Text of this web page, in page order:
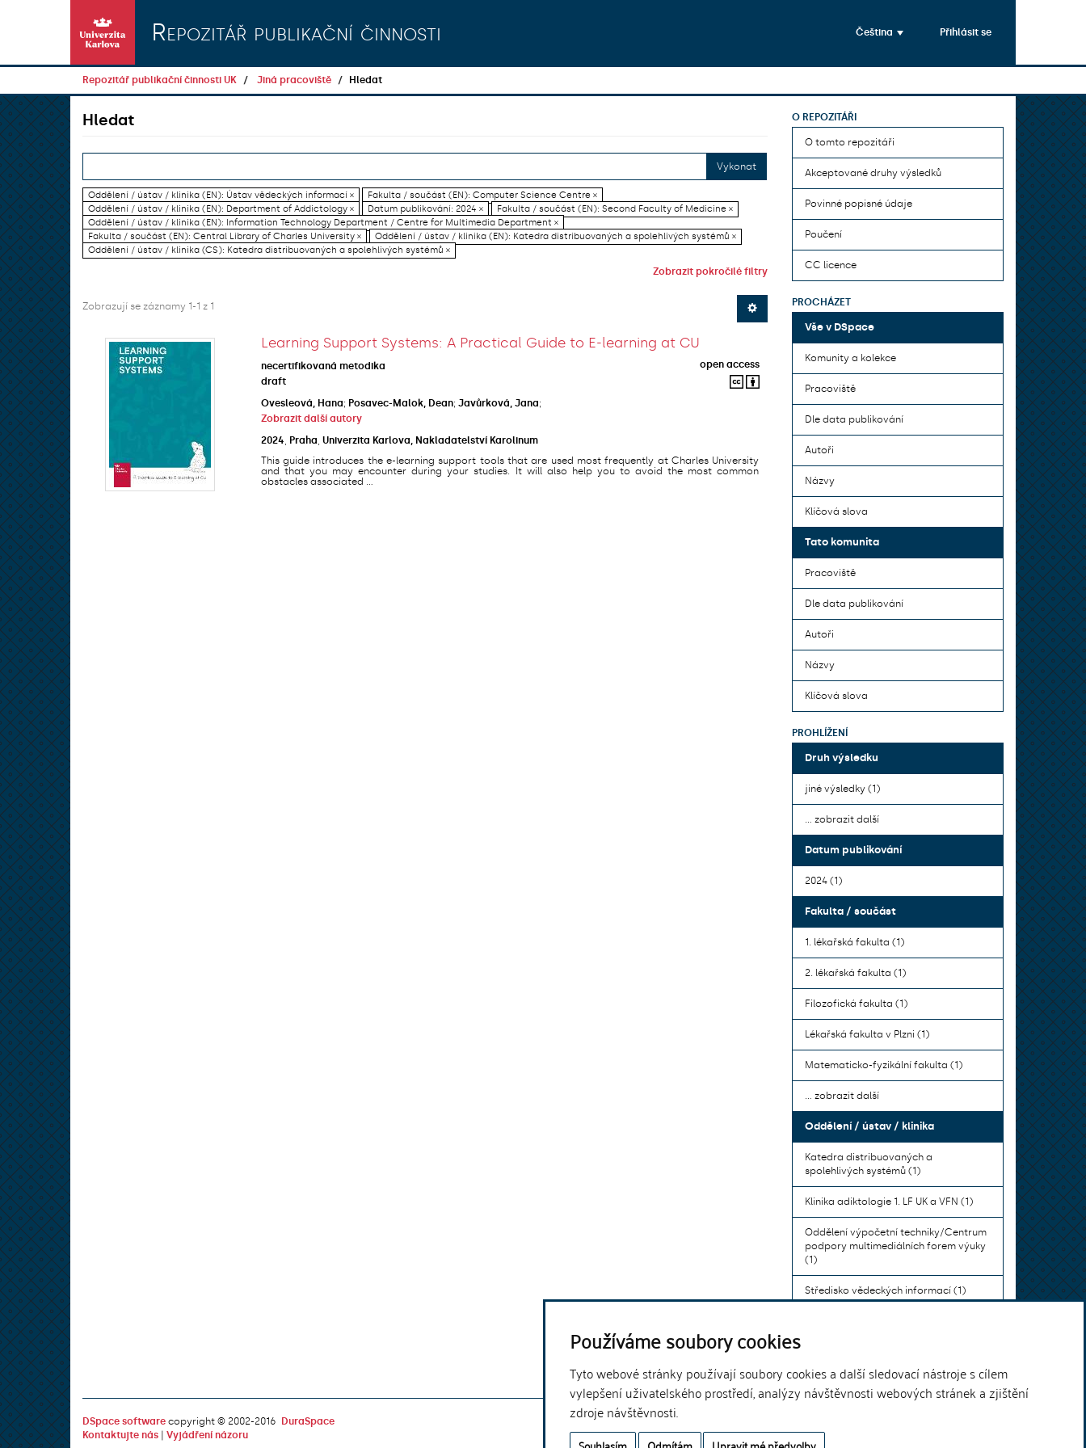
Používáme soubory cookies
Tyto webové stránky používají soubory cookies a další sledovací nástroje s cílem
vylepšení uživatelského prostředí, analýzy návštěvnosti webových stránek a zjištění
zdroje návštěvnosti.
Repozitář publikační činnosti Čeština Přihlásit se
Repozitář publikační činnosti UK Jiná pracoviště Hledat
Hledat
Vykonat
Oddělení / ústav / klinika (EN): Ústav vědeckých informací ×
Fakulta / součást (EN): Computer Science Centre ×
Oddělení / ústav / klinika (EN): Department of Addictology ×
Datum publikování: 2024 ×
Fakulta / součást (EN): Second Faculty of Medicine ×
Oddělení / ústav / klinika (EN): Information Technology Department / Centre for Multimedia Department ×
Fakulta / součást (EN): Central Library of Charles University ×
Oddělení / ústav / klinika (EN): Katedra distribuovaných a spolehlivých systémů ×
Oddělení / ústav / klinika (CS): Katedra distribuovaných a spolehlivých systémů ×
Zobrazit pokročilé filtry
Zobrazují se záznamy 1-1 z 1
Learning Support Systems: A Practical Guide to E-learning at CU
necertifikovaná metodika
open access
draft
Ovesleová, Hana; Posavec-Malok, Dean; Javůrková, Jana;
Zobrazit další autory
2024
Praha Univerzita Karlova, Nakladatelství Karolinum
This guide introduces the e-learning support tools that are used most frequently at Charles University
and that you may encounter during your studies. It will also help you to avoid the most common
obstacles associated ...
O REPOZITÁŘI
O tomto repozitáři
Akceptované druhy výsledků
Povinné popisné údaje
Poučení
CC licence
PROCHÁZET
Vše v DSpace
Komunity a kolekce
Pracoviště
Dle data publikování
Autoři
Názvy
Klíčová slova
Tato komunita
Pracoviště
Dle data publikování
Autoři
Názvy
Klíčová slova
PROHLÍŽENÍ
Druh výsledku
jiné výsledky (1)
... zobrazit další
Datum publikování
2024 (1)
Fakulta / součást
1. lékařská fakulta (1)
2. lékařská fakulta (1)
Filozofická fakulta (1)
Lékařská fakulta v Plzni (1)
Matematicko-fyzikální fakulta (1)
... zobrazit další
Oddělení / ústav / klinika
Katedra distribuovaných a
spolehlivých systémů (1)
Klinika adiktologie 1. LF UK a VFN (1)
Oddělení výpočetní techniky/Centrum
podpory multimediálních forem výuky
(1)
Středisko vědeckých informací (1)
DSpace software copyright © 2002-2016
DuraSpace
Kontaktujte nás
Vyjádření názoru